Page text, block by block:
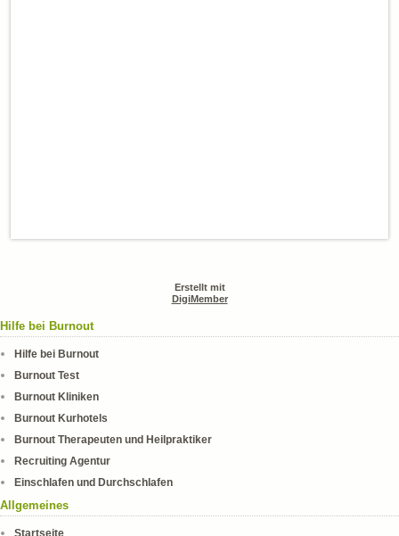
Erstellt mit
DigiMember
Hilfe bei Burnout
Hilfe bei Burnout
Burnout Test
Burnout Kliniken
Burnout Kurhotels
Burnout Therapeuten und Heilpraktiker
Recruiting Agentur
Einschlafen und Durchschlafen
Allgemeines
Startseite